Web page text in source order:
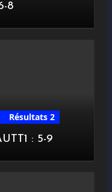
8
Résultats 2
: 5-9